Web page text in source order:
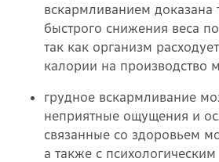
вскармливанием доказана
быстрого снижения веса
так как организм
калории на производство
грудное вскармливание
неприятные ощущения и
связанные со здоровьем
а также с